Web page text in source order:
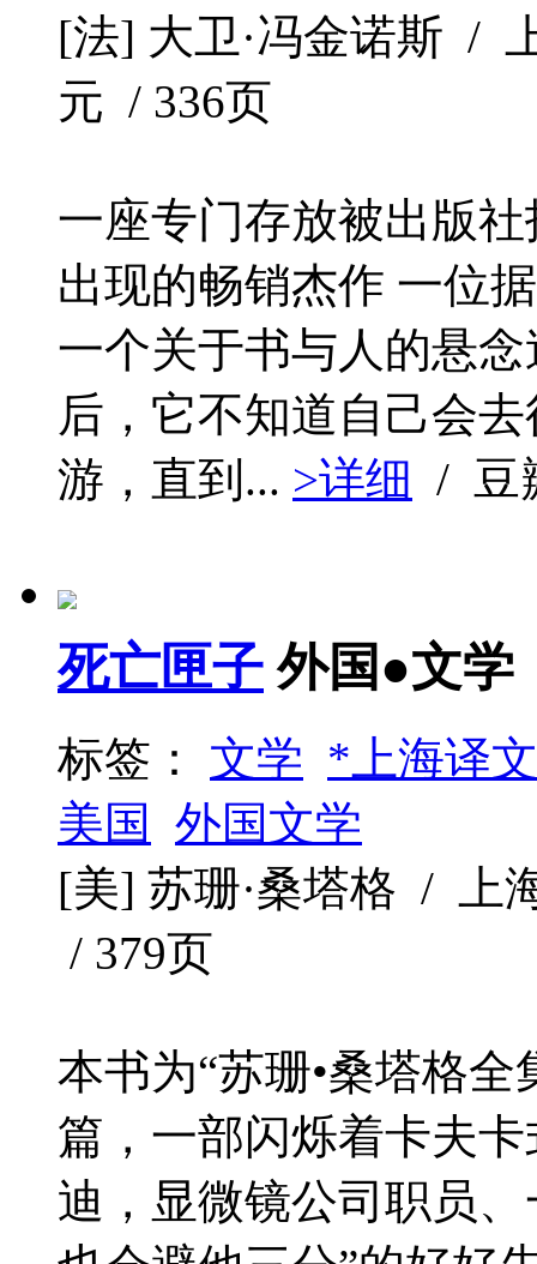
[法] 大卫·冯金诺斯 /
元 / 336页
一座专门存放被出版
出现的畅销杰作 一位
一个关于书与人的悬
后，它不知道自己会
游，直到... >详细 / 豆
死亡匣子 外国●文学
标签： 文学 *上海译
美国
外国文学
[美] 苏珊·桑塔格 / 上
/ 379页
本书为“苏珊•桑塔格
篇，一部闪烁着卡夫
迪，显微镜公司职员